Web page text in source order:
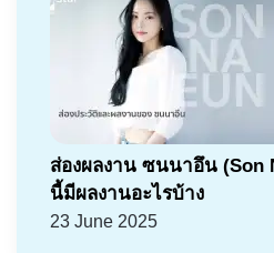
ส่องผลงาน ซนนาอึน (Son
นี้มีผลงานอะไรบ้าง
23 June 2025